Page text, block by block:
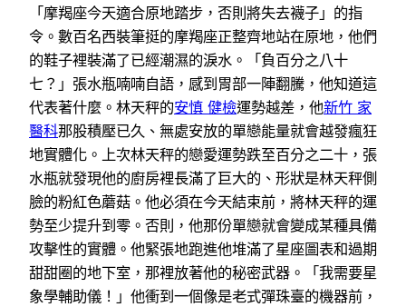
「摩羯座今天適合原地踏步，否則將失去襪子」的指
令。數百名西裝筆挺的摩羯座正整齊地站在原地，他們
的鞋子裡裝滿了已經潮濕的淚水。「負百分之八十
七？」張水瓶喃喃自語，感到胃部一陣翻騰，他知道這
代表著什麼。林天秤的安慎 健檢運勢越差，他新竹 家
醫科那股積壓已久、無處安放的單戀能量就會越發瘋狂
地實體化。上次林天秤的戀愛運勢跌至百分之二十，張
水瓶就發現他的廚房裡長滿了巨大的、形狀是林天秤側
臉的粉紅色蘑菇。他必須在今天結束前，將林天秤的運
勢至少提升到零。否則，他那份單戀就會變成某種具備
攻擊性的實體。他緊張地跑進他堆滿了星座圖表和過期
甜甜圈的地下室，那裡放著他的秘密武器。「我需要星
象學輔助儀！」他衝到一個像是老式彈珠臺的機器前，